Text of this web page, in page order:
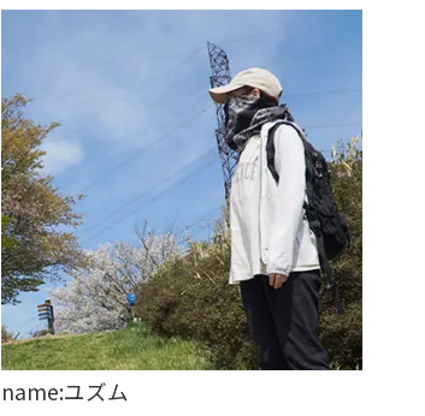
name:ユズム